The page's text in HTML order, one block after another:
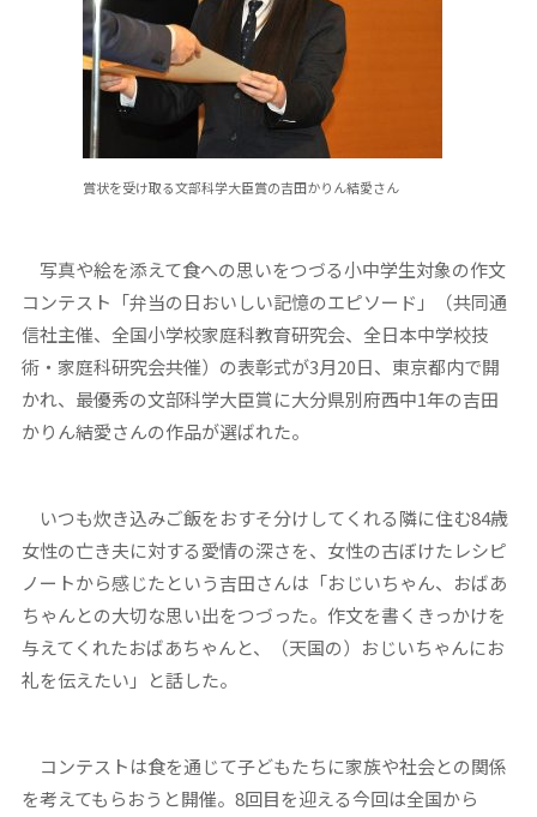
賞状を受け取る文部科学大臣賞の吉田かりん結愛さん
写真や絵を添えて食への思いをつづる小中学生対象の作文
コンテスト「弁当の日おいしい記憶のエピソード」（共同通
信社主催、全国小学校家庭科教育研究会、全日本中学校技
術・家庭科研究会共催）の表彰式が3月20日、東京都内で開
かれ、最優秀の文部科学大臣賞に大分県別府西中1年の吉田
かりん結愛さんの作品が選ばれた。
いつも炊き込みご飯をおすそ分けしてくれる隣に住む84歳
女性の亡き夫に対する愛情の深さを、女性の古ぼけたレシピ
ノートから感じたという吉田さんは「おじいちゃん、おばあ
ちゃんとの大切な思い出をつづった。作文を書くきっかけを
与えてくれたおばあちゃんと、（天国の）おじいちゃんにお
礼を伝えたい」と話した。
コンテストは食を通じて子どもたちに家族や社会との関係
を考えてもらおうと開催。8回目を迎える今回は全国から